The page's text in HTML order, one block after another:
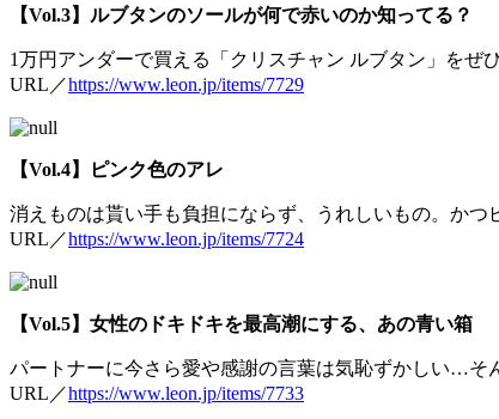
【Vol.3】ルブタンのソールが何で赤いのか知ってる？
1万円アンダーで買える「クリスチャン ルブタン」をぜ
URL／https://www.leon.jp/items/7729
【Vol.4】ピンク色のアレ
消えものは貰い手も負担にならず、うれしいもの。かつ
URL／https://www.leon.jp/items/7724
【Vol.5】女性のドキドキを最高潮にする、あの青い箱
パートナーに今さら愛や感謝の言葉は気恥ずかしい…そ
URL／https://www.leon.jp/items/7733